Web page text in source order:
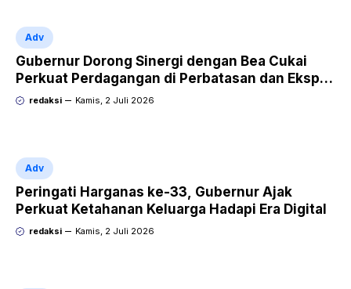
Adv
Gubernur Dorong Sinergi dengan Bea Cukai
Perkuat Perdagangan di Perbatasan dan Ekspor
UMKM
redaksi Kamis, 2 Juli 2026
Adv
Peringati Harganas ke-33, Gubernur Ajak
Perkuat Ketahanan Keluarga Hadapi Era Digital
redaksi Kamis, 2 Juli 2026